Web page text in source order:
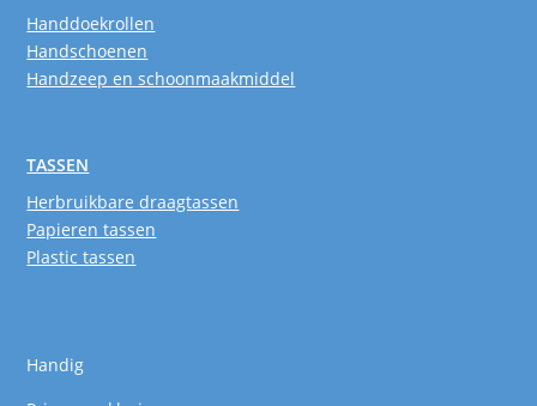
Handdoekrollen
Handschoenen
Handzeep en schoonmaakmiddel
TASSEN
Herbruikbare draagtassen
Papieren tassen
Plastic tassen
Handig